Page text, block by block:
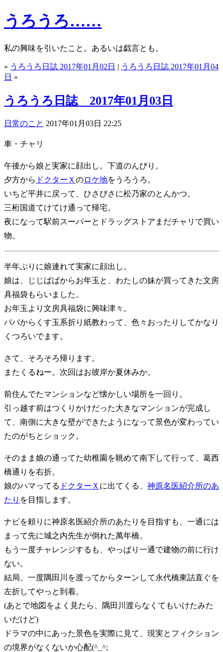
うろうろ……
私の興味を引いたこと。あるいは戯言とも。
« うろうろ日誌 2017年01月02日 | うろうろ日誌 2017年01月04
日 »
うろうろ日誌 2017年01月03日
日常のこと 2017年01月03日 22:25
車・チャリ
午後から娘と実家に顔出し。下道のんびり。
夕方から ドクターＸ のロケ地をうろうろ。
いちど平井に戻って、ひさびさに松乃家のとんかつ。
三桁国道てけてけ通って帰宅。
夜になって駅前スーパーとドラッグストアまだチャリで買い
物。
半年ぶりに娘連れて実家に顔出し。
娘は、じじばばからお年玉と、わたしの妹が買ってきた文房
具福袋もらいました。
お年玉より文房具福袋に興味津々。
ババからくす玉系折り紙教わって、色々おったりしてかなり
くつろいでます。
さて、そろそろ帰ります。
またくるねー。次回はお彼岸か夏休みか。
前住んでたマンションなど懐かしい場所を一回り。
引っ越す前はつくりかけだった大きなマンションが完成し
て、南側に大きな壁ができたようになって景色が変わってい
たのがちとショック。
そのまま娘の通ってた幼稚園を眺めて南下して行って、葛西
橋通りを右折。
娘のハマってる ドクターＸ に出てくる、 神原名医紹介所のあ
たり を目指します。
ナビを頼りに神原名医紹介所のあたりを目指すも、一通には
まって先に城之内先生が倒れた萬年橋。
もう一度チャレンジするも、やっぱり一通で建物の前に行け
ない。
結局、一度隅田川を渡ってからターンして永代橋東詰直ぐを
左折してやっと到着。
(あとで地図をよく見たら、隅田川渡らなくてもいけたみた
いだけど)
ドラマの中にあった景色を実際に見て、現実とフィクション
の境界がなくないか心配(^_^;